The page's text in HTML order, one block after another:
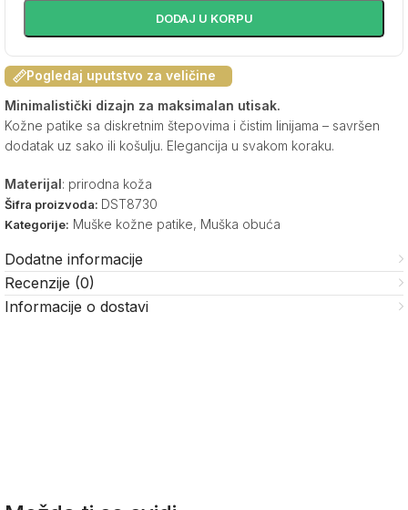
DODAJ U KORPU
Pogledaj uputstvo za veličine
Minimalistički dizajn za maksimalan utisak.
Kožne patike sa diskretnim štepovima i čistim linijama – savršen
dodatak uz sako ili košulju. Elegancija u svakom koraku.
Materijal: prirodna koža
Šifra proizvoda: DST8730
Kategorije: Muške kožne patike, Muška obuća
Dodatne informacije
Recenzije (0)
Informacije o dostavi